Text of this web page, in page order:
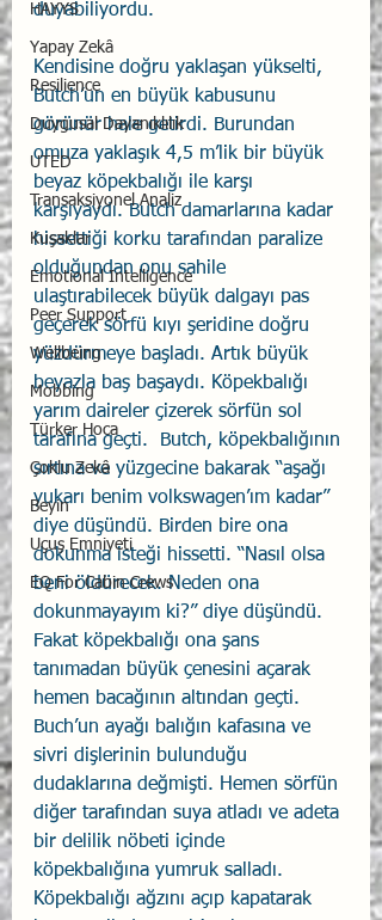
HAYYS
Yapay Zekâ
Resilience
Duygusal Dayanıklılık
UTED
Transaksiyonel Analiz
Kuşaklar
Emotional Intelligence
Peer Support
Wellbeing
Mobbing
Türker Hoca
Çoklu Zekâ
Beyin
Uçuş Emniyeti
EQ For Cabin Crews
duyabiliyordu.
Kendisine doğru yaklaşan yükselti,
Butch’un en büyük kabusunu
görünür hale getirdi. Burundan
omuza yaklaşık 4,5 m’lik bir büyük
beyaz köpekbalığı ile karşı
karşıyaydı. Butch damarlarına kadar
hissettiği korku tarafından paralize
olduğundan onu sahile
ulaştırabilecek büyük dalgayı pas
geçerek sörfü kıyı şeridine doğru
yüzdürmeye başladı. Artık büyük
beyazla baş başaydı. Köpekbalığı
yarım daireler çizerek sörfün sol
tarafına geçti.  Butch, köpekbalığının
sırtına ve yüzgecine bakarak “aşağı
yukarı benim volkswagen’ım kadar”
diye düşündü. Birden bire ona
dokunma isteği hissetti. “Nasıl olsa
beni öldürecek. Neden ona
dokunmayayım ki?” diye düşündü.
Fakat köpekbalığı ona şans
tanımadan büyük çenesini açarak
hemen bacağının altından geçti.
Buch’un ayağı balığın kafasına ve
sivri dişlerinin bulunduğu
dudaklarına değmişti. Hemen sörfün
diğer tarafından suya atladı ve adeta
bir delilik nöbeti içinde
köpekbalığına yumruk salladı.
Köpekbalığı ağzını açıp kapatarak